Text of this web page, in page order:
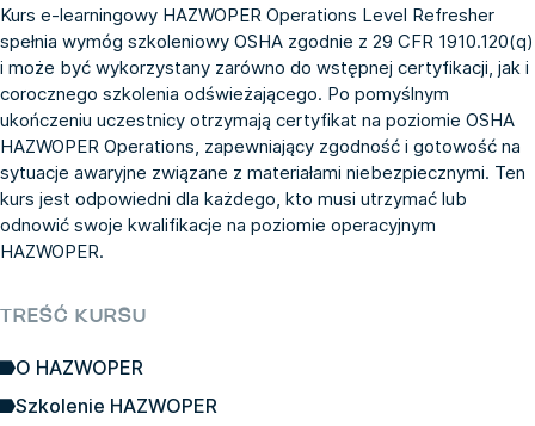
Kurs e-learningowy HAZWOPER Operations Level Refresher
spełnia wymóg szkoleniowy OSHA zgodnie z 29 CFR 1910.120(q)
i może być wykorzystany zarówno do wstępnej certyfikacji, jak i
corocznego szkolenia odświeżającego. Po pomyślnym
ukończeniu uczestnicy otrzymają certyfikat na poziomie OSHA
HAZWOPER Operations, zapewniający zgodność i gotowość na
sytuacje awaryjne związane z materiałami niebezpiecznymi. Ten
kurs jest odpowiedni dla każdego, kto musi utrzymać lub
odnowić swoje kwalifikacje na poziomie operacyjnym
HAZWOPER.
TREŚĆ KURSU
O HAZWOPER
Szkolenie HAZWOPER